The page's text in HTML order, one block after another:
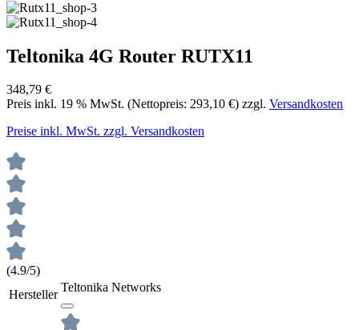
Teltonika 4G Router RUTX11
348,79 €
Preis inkl. 19 % MwSt. (Nettopreis: 293,10 €) zzgl. Versandkosten
Preise inkl. MwSt. zzgl. Versandkosten
(4.9/5)
Hersteller
Teltonika Networks